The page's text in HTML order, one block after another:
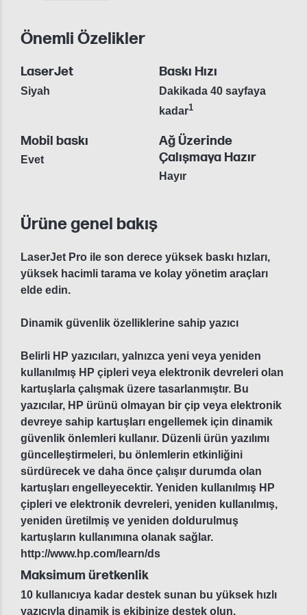
Önemli Özelikler
LaserJet
Siyah
Baskı Hızı
Dakikada 40 sayfaya
kadar1
Mobil baskı
Evet
Ağ Üzerinde
Çalışmaya Hazır
Hayır
Ürüne genel bakış
LaserJet Pro ile son derece yüksek baskı hızları,
yüksek hacimli tarama ve kolay yönetim araçları
elde edin.
Dinamik güvenlik özelliklerine sahip yazıcı
Belirli HP yazıcıları, yalnızca yeni veya yeniden
kullanılmış HP çipleri veya elektronik devreleri olan
kartuşlarla çalışmak üzere tasarlanmıştır. Bu
yazıcılar, HP ürünü olmayan bir çip veya elektronik
devreye sahip kartuşları engellemek için dinamik
güvenlik önlemleri kullanır. Düzenli ürün yazılımı
güncelleştirmeleri, bu önlemlerin etkinliğini
sürdürecek ve daha önce çalışır durumda olan
kartuşları engelleyecektir. Yeniden kullanılmış HP
çipleri ve elektronik devreleri, yeniden kullanılmış,
yeniden üretilmiş ve yeniden doldurulmuş
kartuşların kullanımına olanak sağlar.
http://www.hp.com/learn/ds
Maksimum üretkenlik
10 kullanıcıya kadar destek sunan bu yüksek hızlı
yazıcıyla dinamik iş ekibinize destek olun.